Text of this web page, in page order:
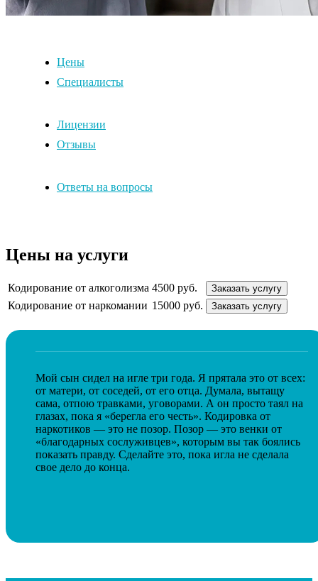
Цены
Специалисты
Лицензии
Отзывы
Ответы на вопросы
Цены на услуги
Кодирование от алкоголизма 4500 руб. Заказать услугу
Кодирование от наркомании 15000 руб. Заказать услугу
Мой сын сидел на игле три года. Я прятала это от всех:
от матери, от соседей, от его отца. Думала, вытащу
сама, отпою травками, уговорами. А он просто таял на
глазах, пока я «берегла его честь». Кодировка от
наркотиков — это не позор. Позор — это венки от
«благодарных сослуживцев», которым вы так боялись
показать правду. Сделайте это, пока игла не сделала
свое дело до конца.